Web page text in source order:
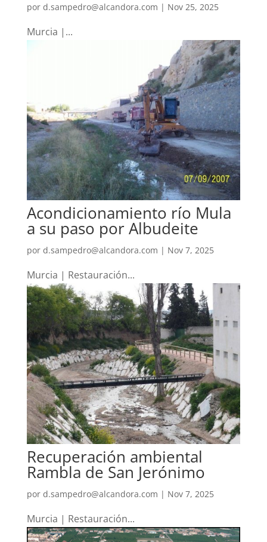
por d.sampedro@alcandora.com | Nov 25, 2025
Murcia |...
Acondicionamiento río Mula
a su paso por Albudeite
por d.sampedro@alcandora.com | Nov 7, 2025
Murcia | Restauración...
Recuperación ambiental
Rambla de San Jerónimo
por d.sampedro@alcandora.com | Nov 7, 2025
Murcia | Restauración...